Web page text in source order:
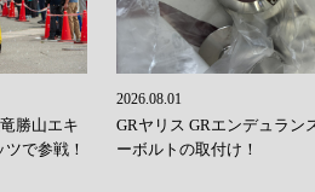
勝山エキ
で参戦！
2026.08.01
GRヤリス GRエンデュラン
ーボルトの取付け！